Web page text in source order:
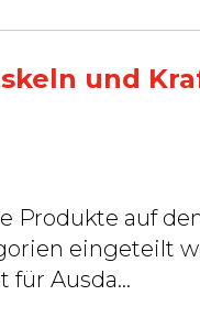
und
Produkte auf
Sportlernahrung
für Ausda...